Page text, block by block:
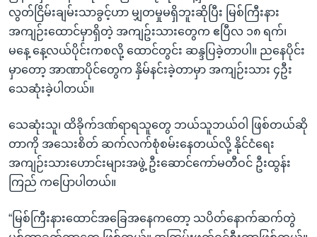
လွတ်ငြိမ်းချမ်းသာခွင့်ဟာ မျှတမှုမရှိဘူးဆိုပြီး မြစ်ကြီးနား
အကျဉ်းထောင်မှာရှိတဲ့ အကျဥ်းသားတွေက ဧပြီလ ၁၈ ရက်၊
မနေ့ နေ့လယ်ပိုင်းကစလို့ ထောင်တွင်း ဆန္ဒပြခဲ့တာပါ။ ညနေပိုင်း
မှာတော့ အာဏာပိုင်တွေက နှိမ်နင်းခဲ့တာမှာ အကျဉ်းသား ၄ဦး
သေဆုံးခဲ့ပါတယ်။
သေဆုံးသူ၊ ထိခိုက်ဒဏ်ရာရသူတွေ ဘယ်သူဘယ်ဝါ ဖြစ်တယ်ဆို
တာကို အသေးစိတ် ဆက်လက်စုံစမ်းနေတယ်လို့ နိုင်ငံရေး
အကျဉ်းသားဟောင်းများအဖွဲ့ ဦးဆောင်ကော်မတီဝင် ဦးထွန်း
ကြည် ကပြောပါတယ်။
“မြစ်ကြီးနားထောင်အခြေအနေကတော့ သပိတ်နောက်ဆက်တွဲ